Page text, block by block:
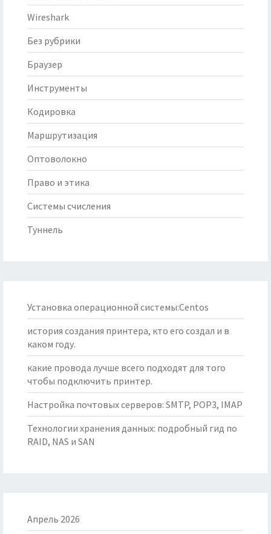
Wireshark
Без рубрики
Браузер
Инструменты
Кодировка
Маршрутизация
Оптоволокно
Право и этика
Системы счисления
Туннель
Установка операционной системы:Centos
история создания принтера, кто его создал и в
каком году.
какие провода лучше всего подходят для того
чтобы подключить принтер.
Настройка почтовых серверов: SMTP, POP3, IMAP
Технологии хранения данных: подробный гид по
RAID, NAS и SAN
Апрель 2026